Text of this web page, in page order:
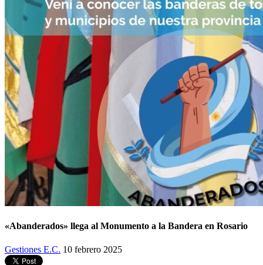
«Abanderados» llega al Monumento a la Bandera en Rosario
Gestiones E.C. 10 febrero 2025